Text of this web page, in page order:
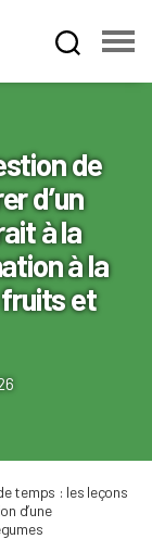
de
d’un
à la
à la
fruits et
temps : les leçons
d’une